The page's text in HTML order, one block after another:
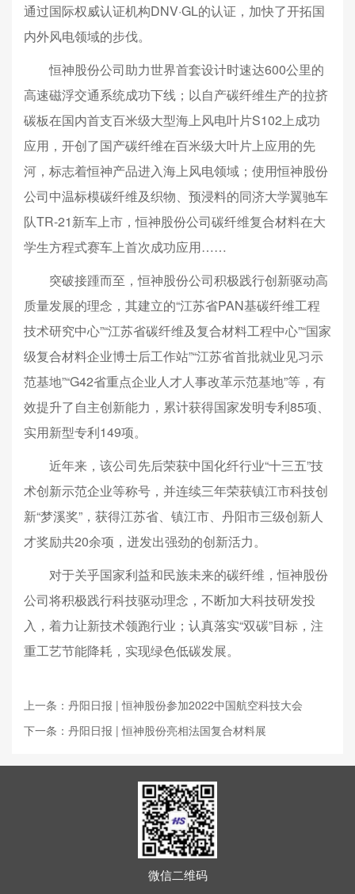
通过国际权威认证机构DNV·GL的认证，加快了开拓国
内外风电领域的步伐。
恒神股份公司助力世界首套设计时速达600公里的
高速磁浮交通系统成功下线；以自产碳纤维生产的拉挤
碳板在国内首支百米级大型海上风电叶片S102上成功
应用，开创了国产碳纤维在百米级大叶片上应用的先
河，标志着恒神产品进入海上风电领域；使用恒神股份
公司中温标模碳纤维及织物、预浸料的同济大学翼驰车
队TR-21新车上市，恒神股份公司碳纤维复合材料在大
学生方程式赛车上首次成功应用……
突破接踵而至，恒神股份公司积极践行创新驱动高
质量发展的理念，其建立的“江苏省PAN基碳纤维工程
技术研究中心”“江苏省碳纤维及复合材料工程中心”“国家
级复合材料企业博士后工作站”“江苏省首批就业见习示
范基地”“G42省重点企业人才人事改革示范基地”等，有
效提升了自主创新能力，累计获得国家发明专利85项、
实用新型专利149项。
近年来，该公司先后荣获中国化纤行业“十三五”技
术创新示范企业等称号，并连续三年荣获镇江市科技创
新“梦溪奖”，获得江苏省、镇江市、丹阳市三级创新人
才奖励共20余项，迸发出强劲的创新活力。
对于关乎国家利益和民族未来的碳纤维，恒神股份
公司将积极践行科技驱动理念，不断加大科技研发投
入，着力让新技术领跑行业；认真落实“双碳”目标，注
重工艺节能降耗，实现绿色低碳发展。
上一条：丹阳日报 | 恒神股份参加2022中国航空科技大会
下一条：丹阳日报 | 恒神股份亮相法国复合材料展
微信二维码